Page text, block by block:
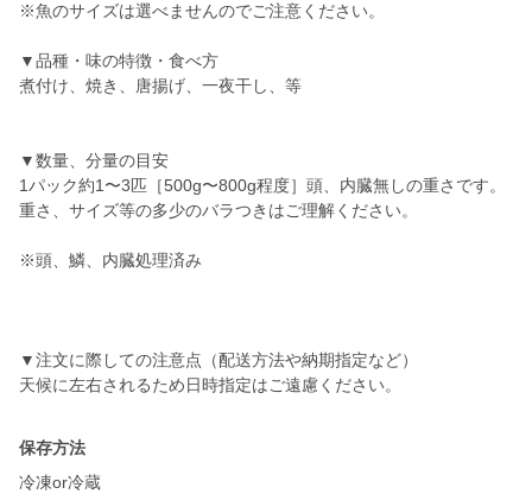
※魚のサイズは選べませんのでご注意ください。
▼品種・味の特徴・食べ方
煮付け、焼き、唐揚げ、一夜干し、等
▼数量、分量の目安
1パック約1〜3匹［500g〜800g程度］頭、内臓無しの重さです。
重さ、サイズ等の多少のバラつきはご理解ください。
※頭、鱗、内臓処理済み
▼注文に際しての注意点（配送方法や納期指定など）
保存方法
冷凍or冷蔵